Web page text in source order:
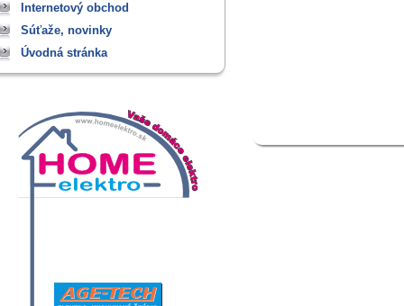
Internetový obchod
Súťaže, novinky
Úvodná stránka